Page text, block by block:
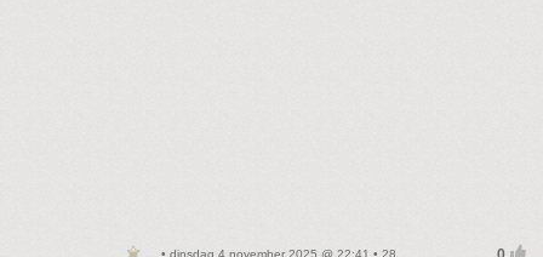
• dinsdag 4 november 2025 @ 22:41 • 28